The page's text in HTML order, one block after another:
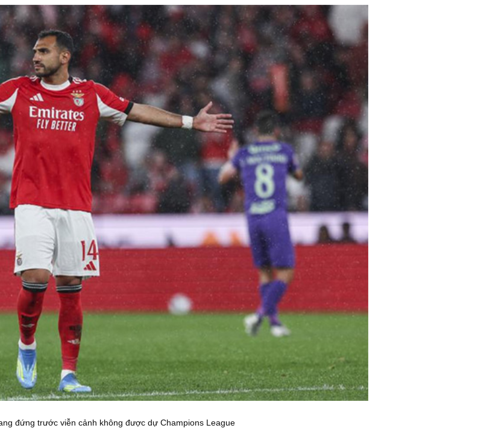
đứng trước viễn cảnh không được dự Champions League